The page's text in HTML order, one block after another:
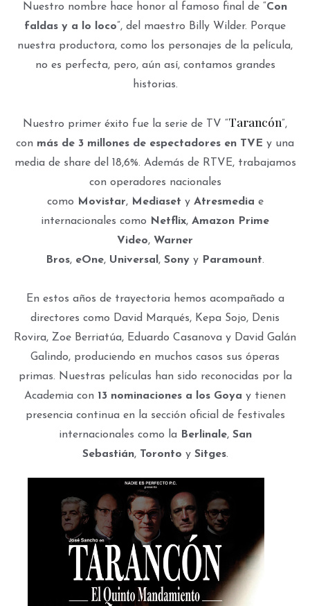
Nuestro nombre hace honor al famoso final de “Con
faldas y a lo loco”, del maestro Billy Wilder. Porque
nuestra productora, como los personajes de la película,
no es perfecta, pero, aún así, contamos grandes
historias.
Nuestro primer éxito fue la serie de TV “Tarancón”,
con más de 3 millones de espectadores en TVE y una
media de share del 18,6%. Además de RTVE, trabajamos
con operadores nacionales
como Movistar, Mediaset y Atresmedia e
internacionales como
Netflix, Amazon Prime
Video, Warner
Bros, eOne, Universal , Sony y Paramount.
En estos años de trayectoria hemos acompañado a
directores como David Marqués, Kepa Sojo, Denis
Rovira, Zoe Berriatúa, Eduardo Casanova y David Galán
Galindo, produciendo en muchos casos sus óperas
primas. Nuestras películas han sido reconocidas por la
Academia con 13 nominaciones a los Goya y tienen
presencia continua en la sección oficial de festivales
internacionales como la Berlinale, San
Sebastián, Toronto y Sitges.